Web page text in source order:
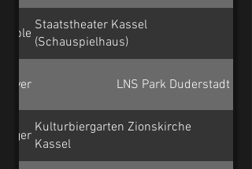
Staatstheater Kassel
(Schauspielhaus)
LNS Park Duderstadt
Kulturbiergarten Zionskirche
Kassel